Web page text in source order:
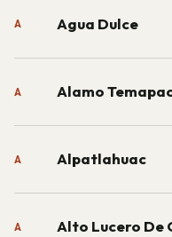
A Agua Dulce
A Alamo
A Alpatlahuac
A Alto Lucero De